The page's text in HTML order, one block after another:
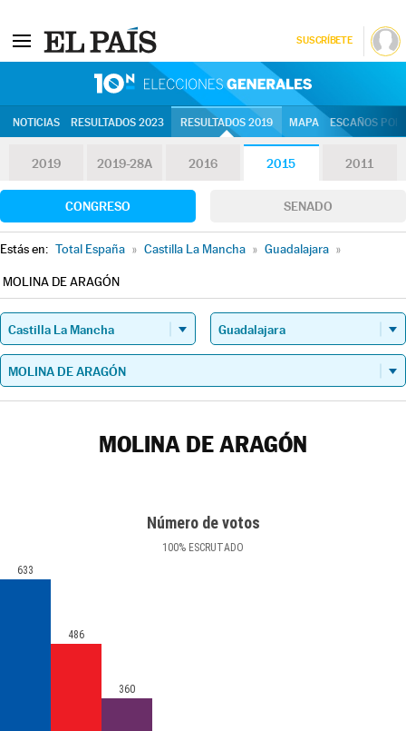
SUSCRÍBETE
NOTICIAS RESULTADOS 2023 RESULTADOS 2019 MAPA ESCAÑOS
2019 2019-28A 2016 2015 2011
CONGRESO SENADO
Estás en: Total España » Castilla La Mancha » Guadalajara »
MOLINA DE ARAGÓN
MOLINA DE ARAGÓN
Número de votos
100% ESCRUTADO
633
486
360